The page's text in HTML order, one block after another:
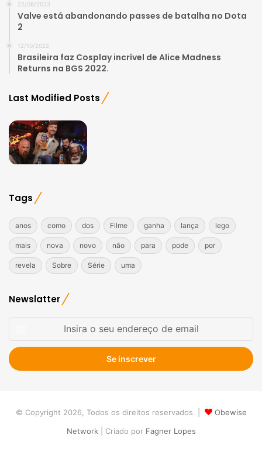
22/06/2023
Valve está abandonando passes de batalha no Dota
2
12/10/2022
Brasileira faz Cosplay incrível de Alice Madness
Returns na BGS 2022.
Last Modified Posts
Tags
anos como dos Filme ganha lança lego
mais nova novo não para pode por
revela Sobre Série uma
Newslatter
seu
endereço
de
© Copyright 2026, Todos os direitos reservados |
Obewise
Network| Criado porFagner Lopes